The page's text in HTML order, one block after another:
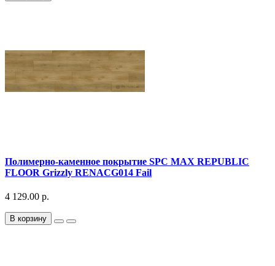
Полимерно-каменное покрытие SPC MAX REPUBLIC
FLOOR Grizzly RENACG014 Fail
4 129.00 р.
В корзину